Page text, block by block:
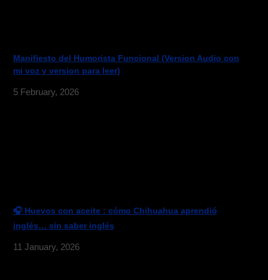
Manifiesto del Humorista Funcional (Version Audio con
mi voz y version para leer)
5 February, 2026
🎧 Huevos con aceite : cómo Chihuahua aprendió
inglés… sin saber inglés
11 January, 2026